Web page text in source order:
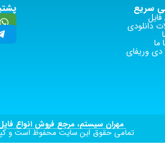
سریع
دانلودی
ما
وریفای
مهران سیستم، مرجع فروش انواع
تمامی حقوق این سایت محفوظ است و کپی